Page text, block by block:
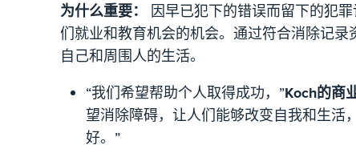
为什么重要： 因早已犯下的错误而留下的犯
们就业和教育机会的机会。通过符合消除记
自己和周围人的生活。
“我们希望帮助个人取得成功，”Koch的商
望消除障碍，让人们能够改变自我和生活
好。”